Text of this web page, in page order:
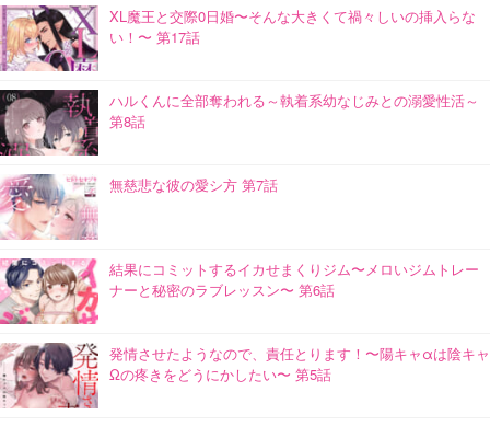
XL魔王と交際0日婚〜そんな大きくて禍々しいの挿入らな
い！〜 第17話
ハルくんに全部奪われる～執着系幼なじみとの溺愛性活～
第8話
無慈悲な彼の愛シ方 第7話
結果にコミットするイカせまくりジム〜メロいジムトレー
ナーと秘密のラブレッスン〜 第6話
発情させたようなので、責任とります！〜陽キャαは陰キャ
Ωの疼きをどうにかしたい〜 第5話